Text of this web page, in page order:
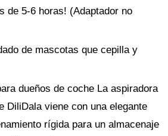
de 5-6 horas! (Adaptador no
de mascotas que cepilla y
dueños de coche La aspiradora
DiliDala viene con una elegante
rígida para un almacenaje